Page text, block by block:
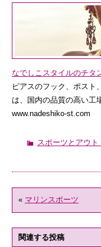
なでしこスタイルのチタ
ピアスのフック、ポスト
は、国内の品質の高い工
www.nadeshiko-st.com
スポーツとアウト
« マリンスポーツ
関連する投稿